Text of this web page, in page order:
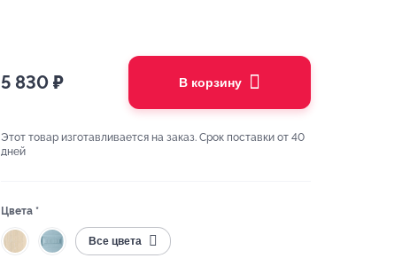
5 830 ₽ В корзину
Этот товар изготавливается на заказ. Срок поставки от 40
дней
Цвета *
Все цвета